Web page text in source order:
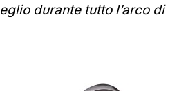
durante tutto l’arco di